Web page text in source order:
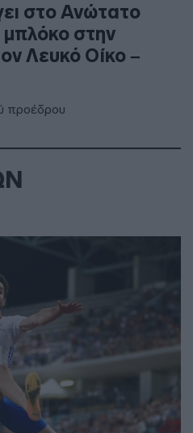
στο Ανώτατο
μπλόκο στην
Λευκό Οίκο –
προέδρου